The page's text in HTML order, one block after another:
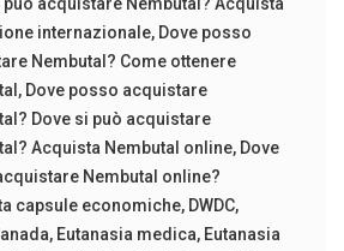
internazionale, Dove posso
Nembutal? Come ottenere
, Dove posso acquistare
Dove si può acquistare
Acquista Nembutal online, Dove
Nembutal online?
capsule economiche, DWDC,
, Eutanasia medica, Eutanasia